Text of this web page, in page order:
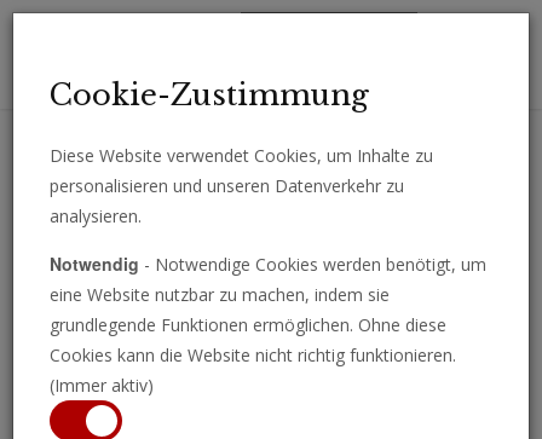
Erhalten Sie wichtige Analysen, Kommentare und Nachrichten
Cookie-Zustimmung
Diese Website verwendet Cookies, um Inhalte zu
personalisieren und unseren Datenverkehr zu
analysieren.
Notwendig - Notwendige Cookies werden benötigt, um
eine Website nutzbar zu machen, indem sie
grundlegende Funktionen ermöglichen. Ohne diese
Cookies kann die Website nicht richtig funktionieren.
(Immer aktiv)